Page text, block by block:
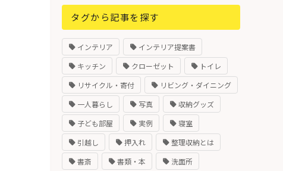
タグから記事を探す
インテリア
インテリア提案書
キッチン
クローゼット
トイレ
リサイクル・寄付
リビング・ダイニング
一人暮らし
写真
収納グッズ
子ども部屋
実例
寝室
引越し
押入れ
整理収納とは
書斎
書類・本
洗面所